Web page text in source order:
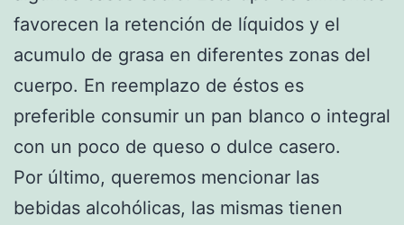
favorecen la retención de líquidos y el
acumulo de grasa en diferentes zonas del
cuerpo. En reemplazo de éstos es
preferible consumir un pan blanco o integral
con un poco de queso o dulce casero.
Por último, queremos mencionar las
bebidas alcohólicas, las mismas tienen